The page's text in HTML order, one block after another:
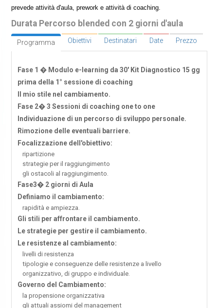
prevede attività d'aula, prework e attività di coaching.
Durata Percorso blended con 2 giorni d'aula
Programma Obiettivi Destinatari Date Prezzo
Fase 1 � Modulo e-learning da 30' Kit Diagnostico 15 gg
prima della 1° sessione di coaching
Il mio stile nel cambiamento.
Fase 2� 3 Sessioni di coaching one to one
Individuazione di un percorso di sviluppo personale.
Rimozione delle eventuali barriere.
Focalizzazione dell'obiettivo:
ripartizione
strategie per il raggiungimento
gli ostacoli al raggiungimento.
Fase3� 2 giorni di Aula
Definiamo il cambiamento:
rapidità e ampiezza.
Gli stili per affrontare il cambiamento.
Le strategie per gestire il cambiamento.
Le resistenze al cambiamento:
livelli di resistenza
tipologie e conseguenze delle resistenze a livello
organizzativo, di gruppo e individuale.
Governo del Cambiamento:
la propensione organizzativa
gli attuali assiomi del management